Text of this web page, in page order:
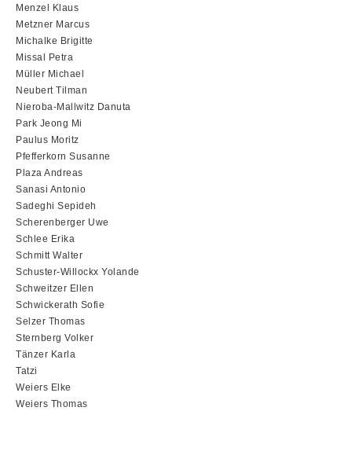
Menzel Klaus
Metzner Marcus
Michalke Brigitte
Missal Petra
Müller Michael
Neubert Tilman
Nieroba-Mallwitz Danuta
Park Jeong Mi
Paulus Moritz
Pfefferkorn Susanne
Plaza Andreas
Sanasi Antonio
Sadeghi Sepideh
Scherenberger Uwe
Schlee Erika
Schmitt Walter
Schuster-Willockx Yolande
Schweitzer Ellen
Schwickerath Sofie
Selzer Thomas
Sternberg Volker
Tänzer Karla
Tatzi
Weiers Elke
Weiers Thomas